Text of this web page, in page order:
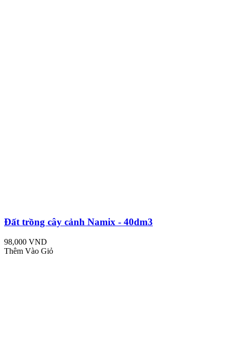
Đất trồng cây cảnh Namix - 40dm3
98,000 VND
Thêm Vào Giỏ